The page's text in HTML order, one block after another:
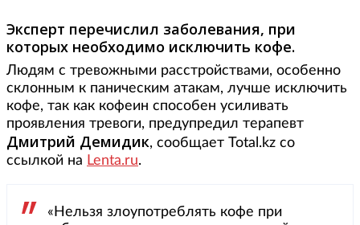
Эксперт перечислил заболевания, при
которых необходимо исключить кофе.
Людям с тревожными расстройствами, особенно
склонным к паническим атакам, лучше исключить
кофе, так как кофеин способен усиливать
проявления тревоги, предупредил терапевт
Дмитрий Демидик, сообщает Total.kz со
ссылкой на Lenta.ru.
«Нельзя злоупотреблять кофе при